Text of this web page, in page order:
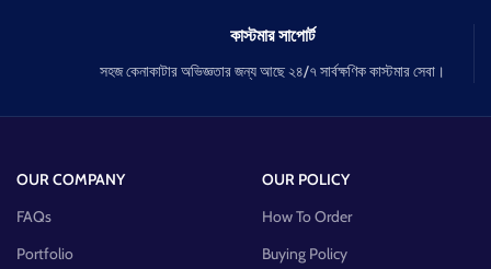
কাস্টমার সাপোর্ট
সহজ কেনাকাটার অভিজ্ঞতার জন্য আছে ২৪/৭ সার্বক্ষণিক কাস্টমার সেবা।
OUR COMPANY
FAQs
Portfolio
OUR POLICY
How To Order
Buying Policy